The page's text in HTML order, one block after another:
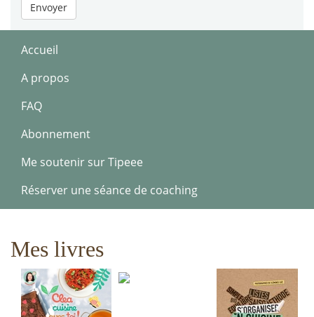
Envoyer
Accueil
A propos
FAQ
Abonnement
Me soutenir sur Tipeee
Réserver une séance de coaching
Mes livres